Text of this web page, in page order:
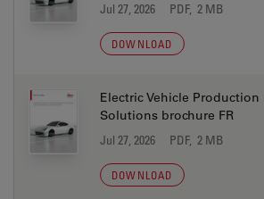
Jul 27, 2026 PDF, 2 MB
DOWNLOAD
Electric Vehicle Production
Solutions brochure FR
Jul 27, 2026 PDF, 2 MB
DOWNLOAD